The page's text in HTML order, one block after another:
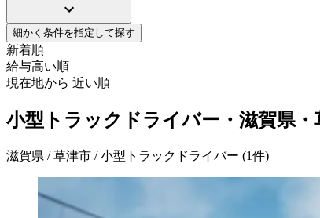
細かく条件を指定して探す
新着順
給与高い順
現在地から 近い順
小型トラックドライバー・滋賀県
滋賀県 / 草津市 / 小型トラックドライバー (1件)